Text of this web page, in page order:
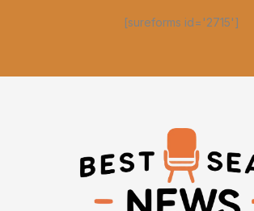
[sureforms id='2715']